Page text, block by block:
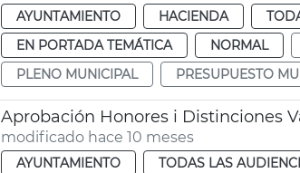
AYUNTAMIENTO HACIENDA
EN PORTADA TEMÁTICA
NORMAL
PLENO MUNICIPAL
PRESUPUESTO
Aprobación Honores i Distinciones
modificado hace 10 meses
AYUNTAMIENTO TODAS LAS